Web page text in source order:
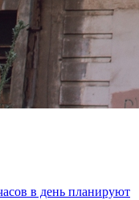
в день планируют